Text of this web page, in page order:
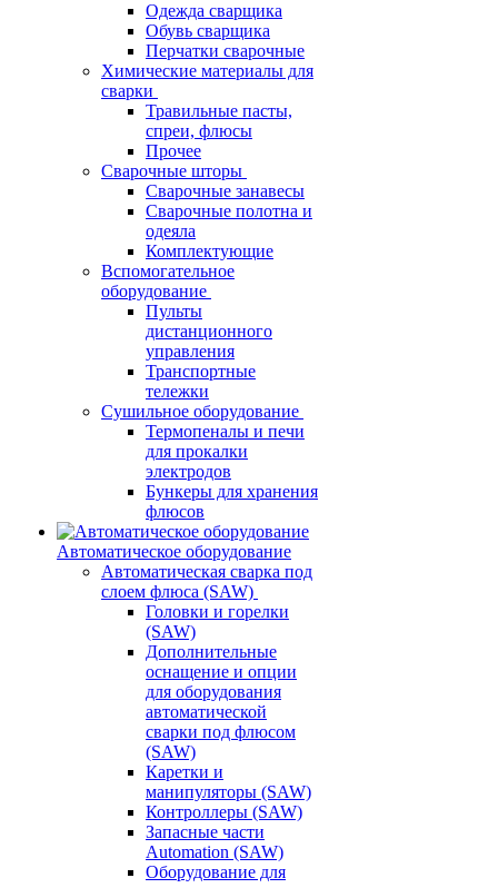
Одежда сварщика
Обувь сварщика
Перчатки сварочные
Химические материалы для
сварки
Травильные пасты,
спреи, флюсы
Прочее
Сварочные шторы
Сварочные занавесы
Сварочные полотна и
одеяла
Комплектующие
Вспомогательное
оборудование
Пульты
дистанционного
управления
Транспортные
тележки
Сушильное оборудование
Термопеналы и печи
для прокалки
электродов
Бункеры для хранения
флюсов
Автоматическое оборудование
Автоматическая сварка под
слоем флюса (SAW)
Головки и горелки
(SAW)
Дополнительные
оснащение и опции
для оборудования
автоматической
сварки под флюсом
(SAW)
Каретки и
манипуляторы (SAW)
Контроллеры (SAW)
Запасные части
Automation (SAW)
Оборудование для